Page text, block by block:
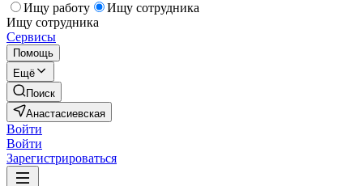
Ищу работу
Ищу сотрудника
Ищу сотрудника
Сервисы
Помощь
Ещё
Поиск
Анастасиевская
Войти
Войти
Зарегистрироваться